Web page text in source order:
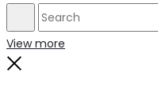
Search
View more